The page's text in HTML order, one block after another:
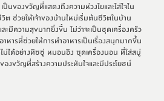
ป็นของขวัญที่แสดงถึงความห่วงใยและใส่ใจใน
ต ช่วยให้เจ้าของบ้านใหม่เริ่มต้นชีวิตในบ้าน
ะมีความสุขมากยิ่งขึ้น ไม่ว่าจะเป็นชุดเครื่องครัว
ารที่ช่วยให้การทำอาหารเป็นเรื่องสนุกมากขึ้น
ม่ได้อย่างทิชชู่ หมอนอิง ชุดเครื่องนอน ที่ใส่สบู่
งขวัญที่สร้างความประทับใจและมีประโยชน์